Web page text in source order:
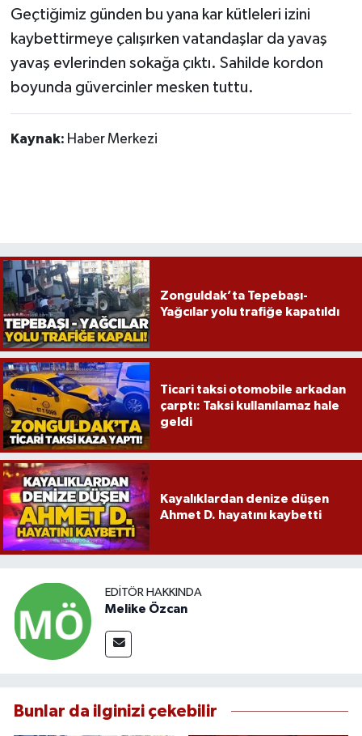
Geçtiğimiz günden bu yana kar kütleleri izini
kaybettirmeye çalışırken vatandaşlar da yavaş
yavaş evlerinden sokağa çıktı. Sahilde kordon
boyunda güvercinler mesken tuttu.
Kaynak: Haber Merkezi
Zonguldak’ta Tepebaşı-
Yağcılar yolu trafiğe kapatıldı
Ticari taksi otomobile arkadan
çarptı: Taksi kullanılamaz hale
geldi
Kayalıklardan denize düşen
Ahmet D. hayatını kaybetti
EDITÖR HAKKINDA
Melike Özcan
Bunlar da ilginizi çekebilir
Kültür - Sanat
MAGAZİN
SİYASET
Spor
Ulusal
Yaşam